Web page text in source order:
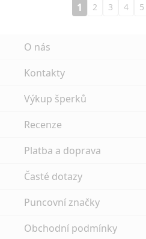
1 2 3 4 5
O nás
Kontakty
Výkup šperků
Recenze
Platba a doprava
Časté dotazy
Puncovní značky
Obchodní podmínky